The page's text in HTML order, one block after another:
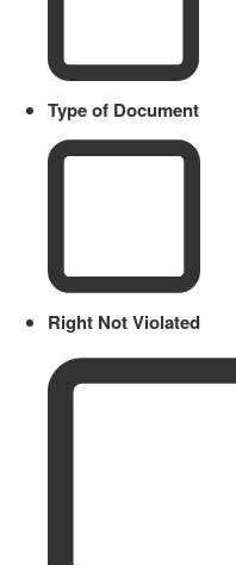
Type of Document
Right Not Violated